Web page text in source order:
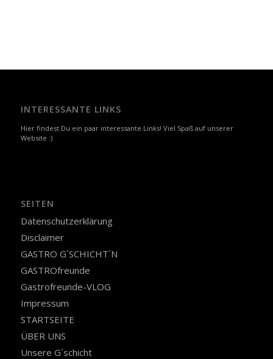
INTERESSANTE LINKS
Hier findest Du ein paar interessante Links! Viel Spaß auf unserer
Website :)
SEITEN
Datenschutzerklärung
Disclaimer
GASTRO G´SCHICHT´N
GASTROfreunde
Gastrofreunde-VLOG
Impressum
STARTSEITE
ÜBER UNS
Unsere G´schicht